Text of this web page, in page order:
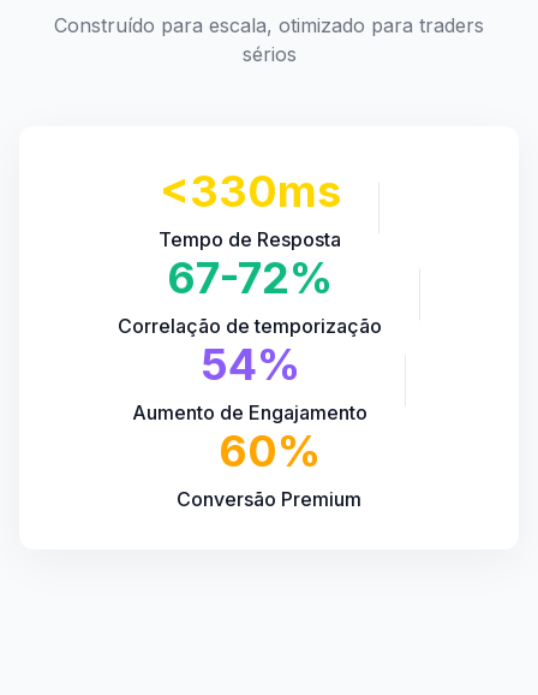
Construído para escala, otimizado para traders
sérios
<330ms
Tempo de Resposta
67-72%
Correlação de temporização
54%
Aumento de Engajamento
60%
Conversão Premium